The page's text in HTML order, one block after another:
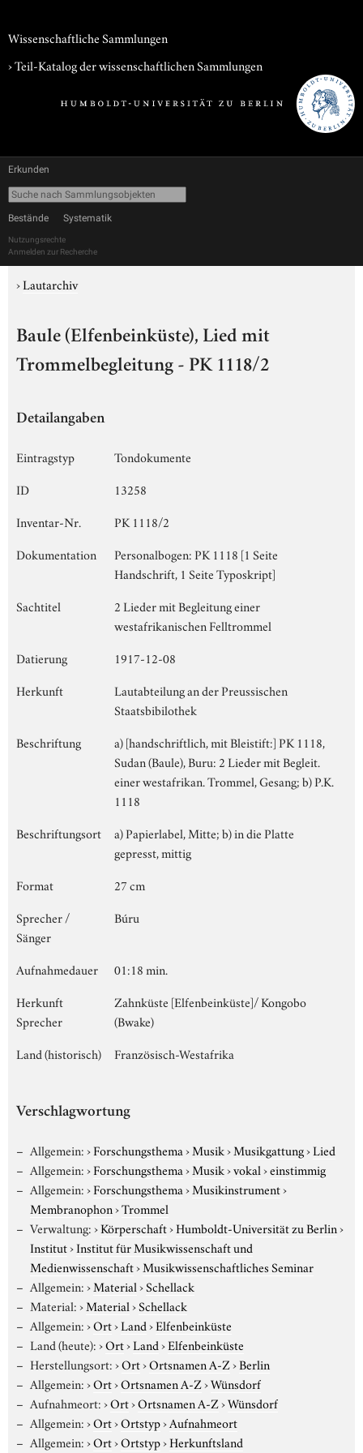
Wissenschaftliche Sammlungen
› Teil-Katalog der wissenschaftlichen Sammlungen
Erkunden
Bestände Systematik
Nutzungsrechte
Anmelden zur Recherche
›Lautarchiv
Baule (Elfenbeinküste), Lied mit
Trommelbegleitung - PK 1118/2
Detailangaben
Eintragstyp
Tondokumente
ID
13258
Inventar-Nr.
PK 1118/2
Dokumentation
Personalbogen: PK 1118 [1 Seite
Handschrift, 1 Seite Typoskript]
Sachtitel
2 Lieder mit Begleitung einer
westafrikanischen Felltrommel
Datierung
1917-12-08
Herkunft
Lautabteilung an der Preussischen
Staatsbibilothek
Beschriftung
a) [handschriftlich, mit Bleistift:] PK 1118,
Sudan (Baule), Buru: 2 Lieder mit Begleit.
einer westafrikan. Trommel, Gesang; b) P.K.
1118
Beschriftungsort
a) Papierlabel, Mitte; b) in die Platte
gepresst, mittig
Format
27 cm
Sprecher /
Sänger
Búru
Aufnahmedauer
01:18 min.
Herkunft
Sprecher
Zahnküste [Elfenbeinküste]/ Kongobo
(Bwake)
Land (historisch)
Französisch-Westafrika
Verschlagwortung
Allgemein:›Forschungsthema›Musik›Musikgattung›Lied
Allgemein:›Forschungsthema›Musik›vokal›einstimmig
Allgemein:›Forschungsthema›Musikinstrument›
Membranophon›Trommel
Verwaltung:›Körperschaft›Humboldt-Universität zu Berlin›
Institut›Institut für Musikwissenschaft und
Medienwissenschaft›Musikwissenschaftliches Seminar
Allgemein:›Material›Schellack
Material:›Material›Schellack
Allgemein:›Ort›Land›Elfenbeinküste
Land (heute):›Ort›Land›Elfenbeinküste
Herstellungsort:›Ort›Ortsnamen A-Z›Berlin
Allgemein:›Ort›Ortsnamen A-Z›Wünsdorf
Aufnahmeort:›Ort›Ortsnamen A-Z›Wünsdorf
Allgemein:›Ort›Ortstyp›Aufnahmeort
Allgemein:›Ort›Ortstyp›Herkunftsland